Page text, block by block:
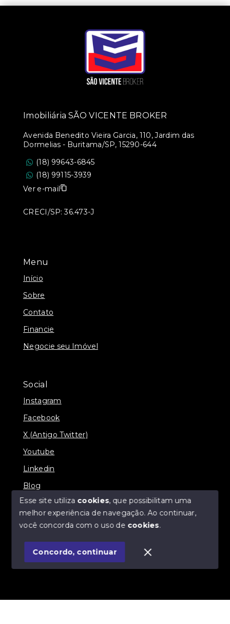
Menu
Início
Sobre
Contato
Financie
Negocie seu Imóvel
Social
Instagram
Facebook
X (Antigo Twitter)
Youtube
Linkedin
Blog
© Copyright 2026 - Imobiliária SÃO VICENTE
SITE PARA IMOBILIARIA
Imobiliária SÃO VICENTE BROKER
Avenida Benedito Vieira Garcia, 110, Jardim das
Dormelias - Buritama/SP, 15290-644
(18) 99643-6845
(18) 99115-3939
Ver e-mail
CRECI/SP: 36.473-J
Esse site utiliza cookies, que possibilitam uma
melhor experiência de navegação.Ao continuar,
você concorda com o uso de cookies.
Concordo, continuar